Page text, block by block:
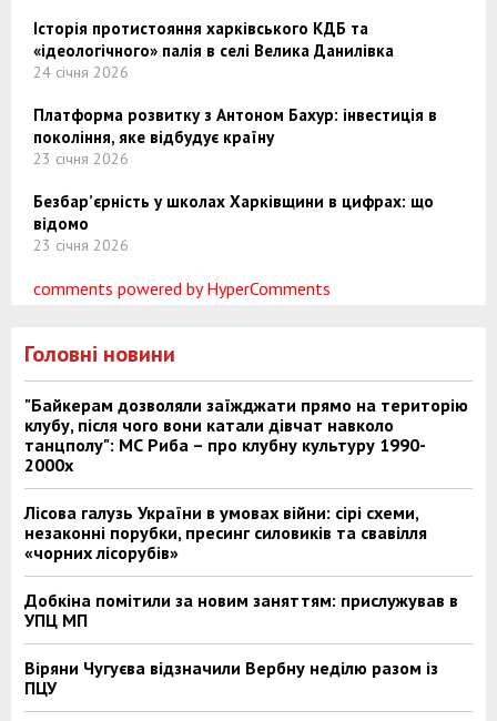
Історія протистояння харківського КДБ та
«ідеологічного» палія в селі Велика Данилівка
24 січня 2026
Платформа розвитку з Антоном Бахур: інвестиція в
покоління, яке відбудує країну
23 січня 2026
Безбар’єрність у школах Харківщини в цифрах: що
відомо
23 січня 2026
comments powered by HyperComments
Головні новини
"Байкерам дозволяли заїжджати прямо на територію
клубу, після чого вони катали дівчат навколо
танцполу": МС Риба – про клубну культуру 1990-
2000х
Лісова галузь України в умовах війни: сірі схеми,
незаконні порубки, пресинг силовиків та свавілля
«чорних лісорубів»
Добкіна помітили за новим заняттям: прислужував в
УПЦ МП
Віряни Чугуєва відзначили Вербну неділю разом із
ПЦУ